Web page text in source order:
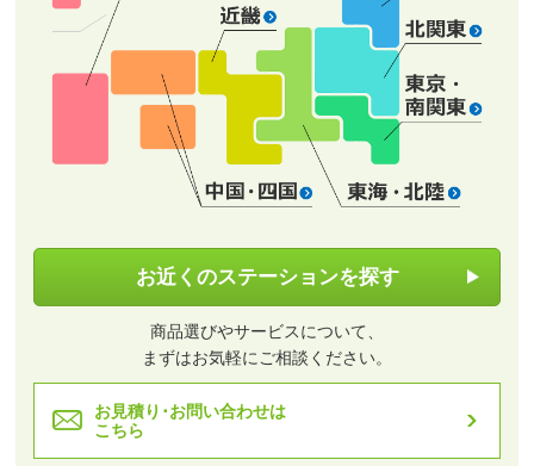
お近くのステーションを探す
商品選びやサービスについて、
まずはお気軽にご相談ください。
お見積り･お問い合わせは
こちら